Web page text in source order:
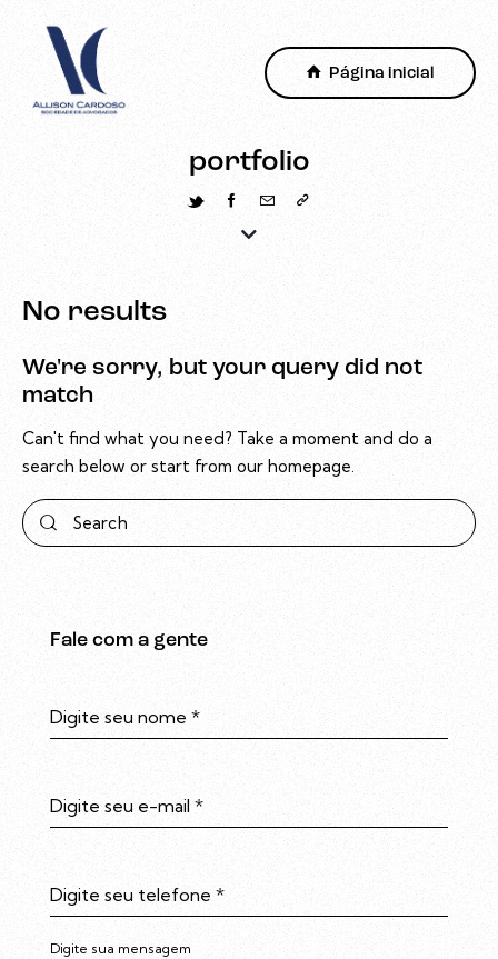
Página inicial
portfolio
No results
We're sorry, but your query did not
match
Can't find what you need? Take a moment and do a
search below or start from our homepage.
Fale com a gente
Digite seu nome *
Digite seu e-mail *
Digite seu telefone *
Digite sua mensagem